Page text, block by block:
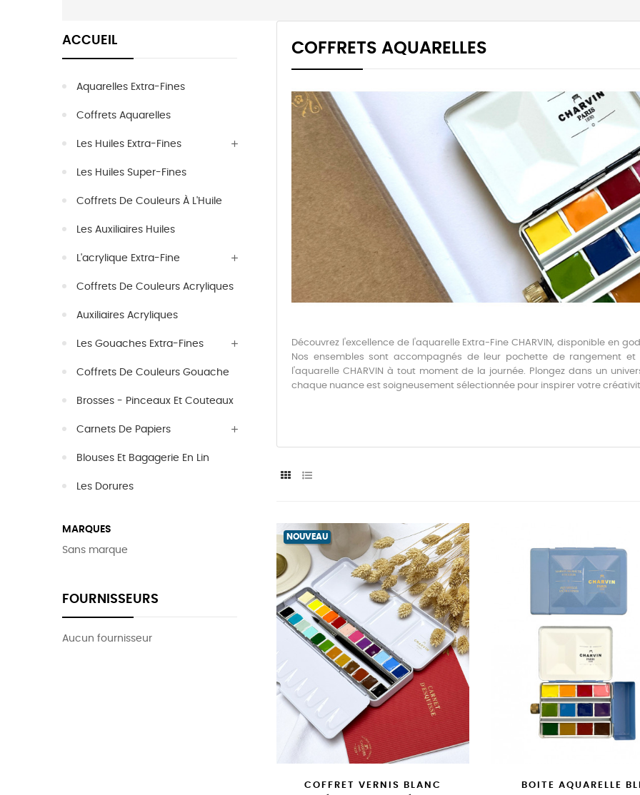
ACCUEIL
Aquarelles Extra-Fines
Coffrets Aquarelles
Les Huiles Extra-Fines
Les Huiles Super-Fines
Coffrets De Couleurs À L'Huile
Les Auxiliaires Huiles
L'acrylique Extra-Fine
Coffrets De Couleurs Acryliques
Auxiliaires Acryliques
Les Gouaches Extra-Fines
Coffrets De Couleurs Gouache
Brosses - Pinceaux Et Couteaux
Carnets De Papiers
Blouses Et Bagagerie En Lin
Les Dorures
MARQUES
Sans marque
FOURNISSEURS
Aucun fournisseur
COFFRETS AQUARELLES
Découvrez l'excellence de l'aquarelle Extra-Fine CHARVIN, disponible en
Nos ensembles sont accompagnés de leur pochette de rangement
l'aquarelle CHARVIN à tout moment de la journée. Plongez dans un
chaque nuance est soigneusement sélectionnée pour inspirer votre
NOUVEAU
COFFRET VERNIS BLANC
BOITE AQUARELLE